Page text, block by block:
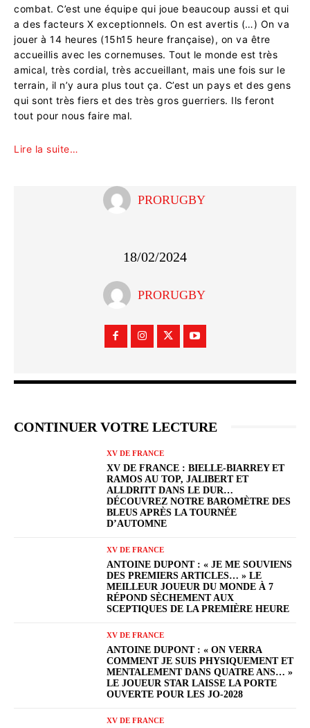
combat. C’est une équipe qui joue beaucoup aussi et qui
a des facteurs X exceptionnels. On est avertis (…) On va
jouer à 14 heures (15h15 heure française), on va être
accueillis avec les cornemuses. Tout le monde est très
amical, très cordial, très accueillant, mais une fois sur le
terrain, il n’y aura plus tout ça. C’est un pays et des gens
qui sont très fiers et des très gros guerriers. Ils feront
tout pour nous faire mal.
Lire la suite…
PRORUGBY
18/02/2024
PRORUGBY
CONTINUER VOTRE LECTURE
XV DE FRANCE
XV DE FRANCE : BIELLE-BIARREY ET
RAMOS AU TOP, JALIBERT ET
ALLDRITT DANS LE DUR…
DÉCOUVREZ NOTRE BAROMÈTRE DES
BLEUS APRÈS LA TOURNÉE
D’AUTOMNE
XV DE FRANCE
ANTOINE DUPONT : « JE ME SOUVIENS
DES PREMIERS ARTICLES… » LE
MEILLEUR JOUEUR DU MONDE À 7
RÉPOND SÈCHEMENT AUX
SCEPTIQUES DE LA PREMIÈRE HEURE
XV DE FRANCE
ANTOINE DUPONT : « ON VERRA
COMMENT JE SUIS PHYSIQUEMENT ET
MENTALEMENT DANS QUATRE ANS… »
LE JOUEUR STAR LAISSE LA PORTE
OUVERTE POUR LES JO-2028
XV DE FRANCE